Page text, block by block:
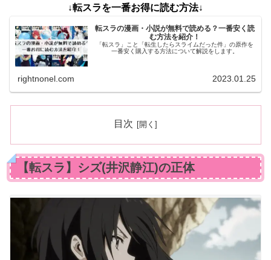
↓転スラを一番お得に読む方法↓
転スラの漫画・小説が無料で読める？一番安く読
む方法を紹介！
「転スラ」こと「転生したらスライムだった件」の原作を
一番安く購入する方法について解説をします。
rightnonel.com 2023.01.25
目次
【転スラ】シズ(井沢静江)の正体